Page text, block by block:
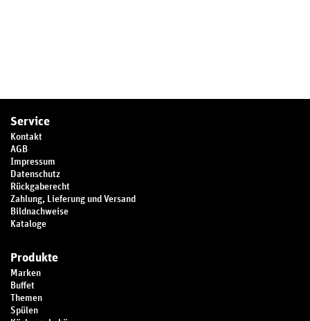
Service
Kontakt
AGB
Impressum
Datenschutz
Rückgaberecht
Zahlung, Lieferung und Versand
Bildnachweise
Kataloge
Produkte
Marken
Buffet
Themen
Spülen